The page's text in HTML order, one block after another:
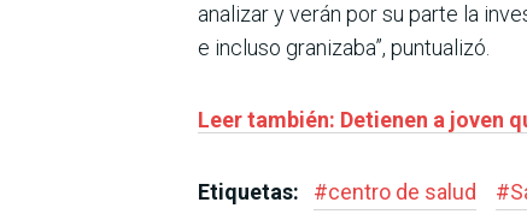
analizar y verán por su parte la
e incluso granizaba”, puntualizó.
Leer también: Detienen a joven
Etiquetas: #centro de salud #